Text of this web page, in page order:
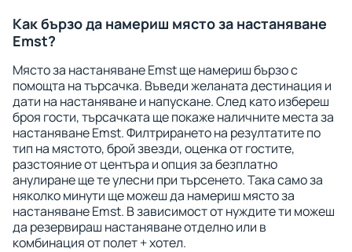
Как бързо да намериш място за настаняване
Emst?
Място за настаняване Emst ще намериш бързо с
помощта на търсачка. Въведи желаната дестинация и
дати на настаняване и напускане. След като избереш
броя гости, търсачката ще покаже наличните места за
настаняване Emst. Филтрирането на резултатите по
тип на мястото, брой звезди, оценка от гостите,
разстояние от центъра и опция за безплатно
анулиране ще те улесни при търсенето. Така само за
няколко минути ще можеш да намериш място за
настаняване Emst. В зависимост от нуждите ти можеш
да резервираш настаняване отделно или в
комбинация от полет + хотел.